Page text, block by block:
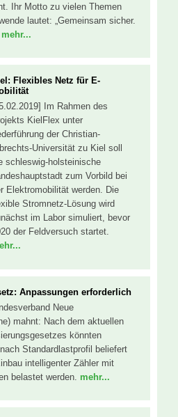
Ihr Motto zu vielen Themen
lautet: „Gemeinsam sicher.
mehr...
Flexibles Netz für E-
Im Rahmen des
KielFlex unter
der Christian-
Universität zu Kiel soll
schleswig-holsteinische
zum Vorbild bei
Elektromobilität werden. Die
Stromnetz-Lösung wird
im Labor simuliert, bevor
der Feldversuch startet.
Anpassungen erforderlich
Neue
mahnt: Nach dem aktuellen
könnten
Standardlastprofil beliefert
intelligenter Zähler mit
belastet werden. mehr...